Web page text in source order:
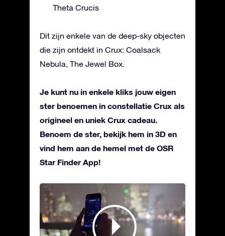
Theta Crucis
Dit zijn enkele van de deep-sky objecten
die zijn ontdekt in Crux: Coalsack
Nebula, The Jewel Box.
Je kunt nu in enkele kliks jouw eigen
ster benoemen in constellatie Crux als
origineel en uniek Crux cadeau.
Benoem de ster, bekijk hem in 3D en
vind hem aan de hemel met de OSR
Star Finder App!